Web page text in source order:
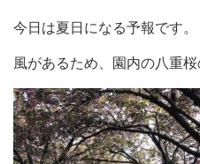
今日は夏日になる予報です。
風があるため、園内の八重